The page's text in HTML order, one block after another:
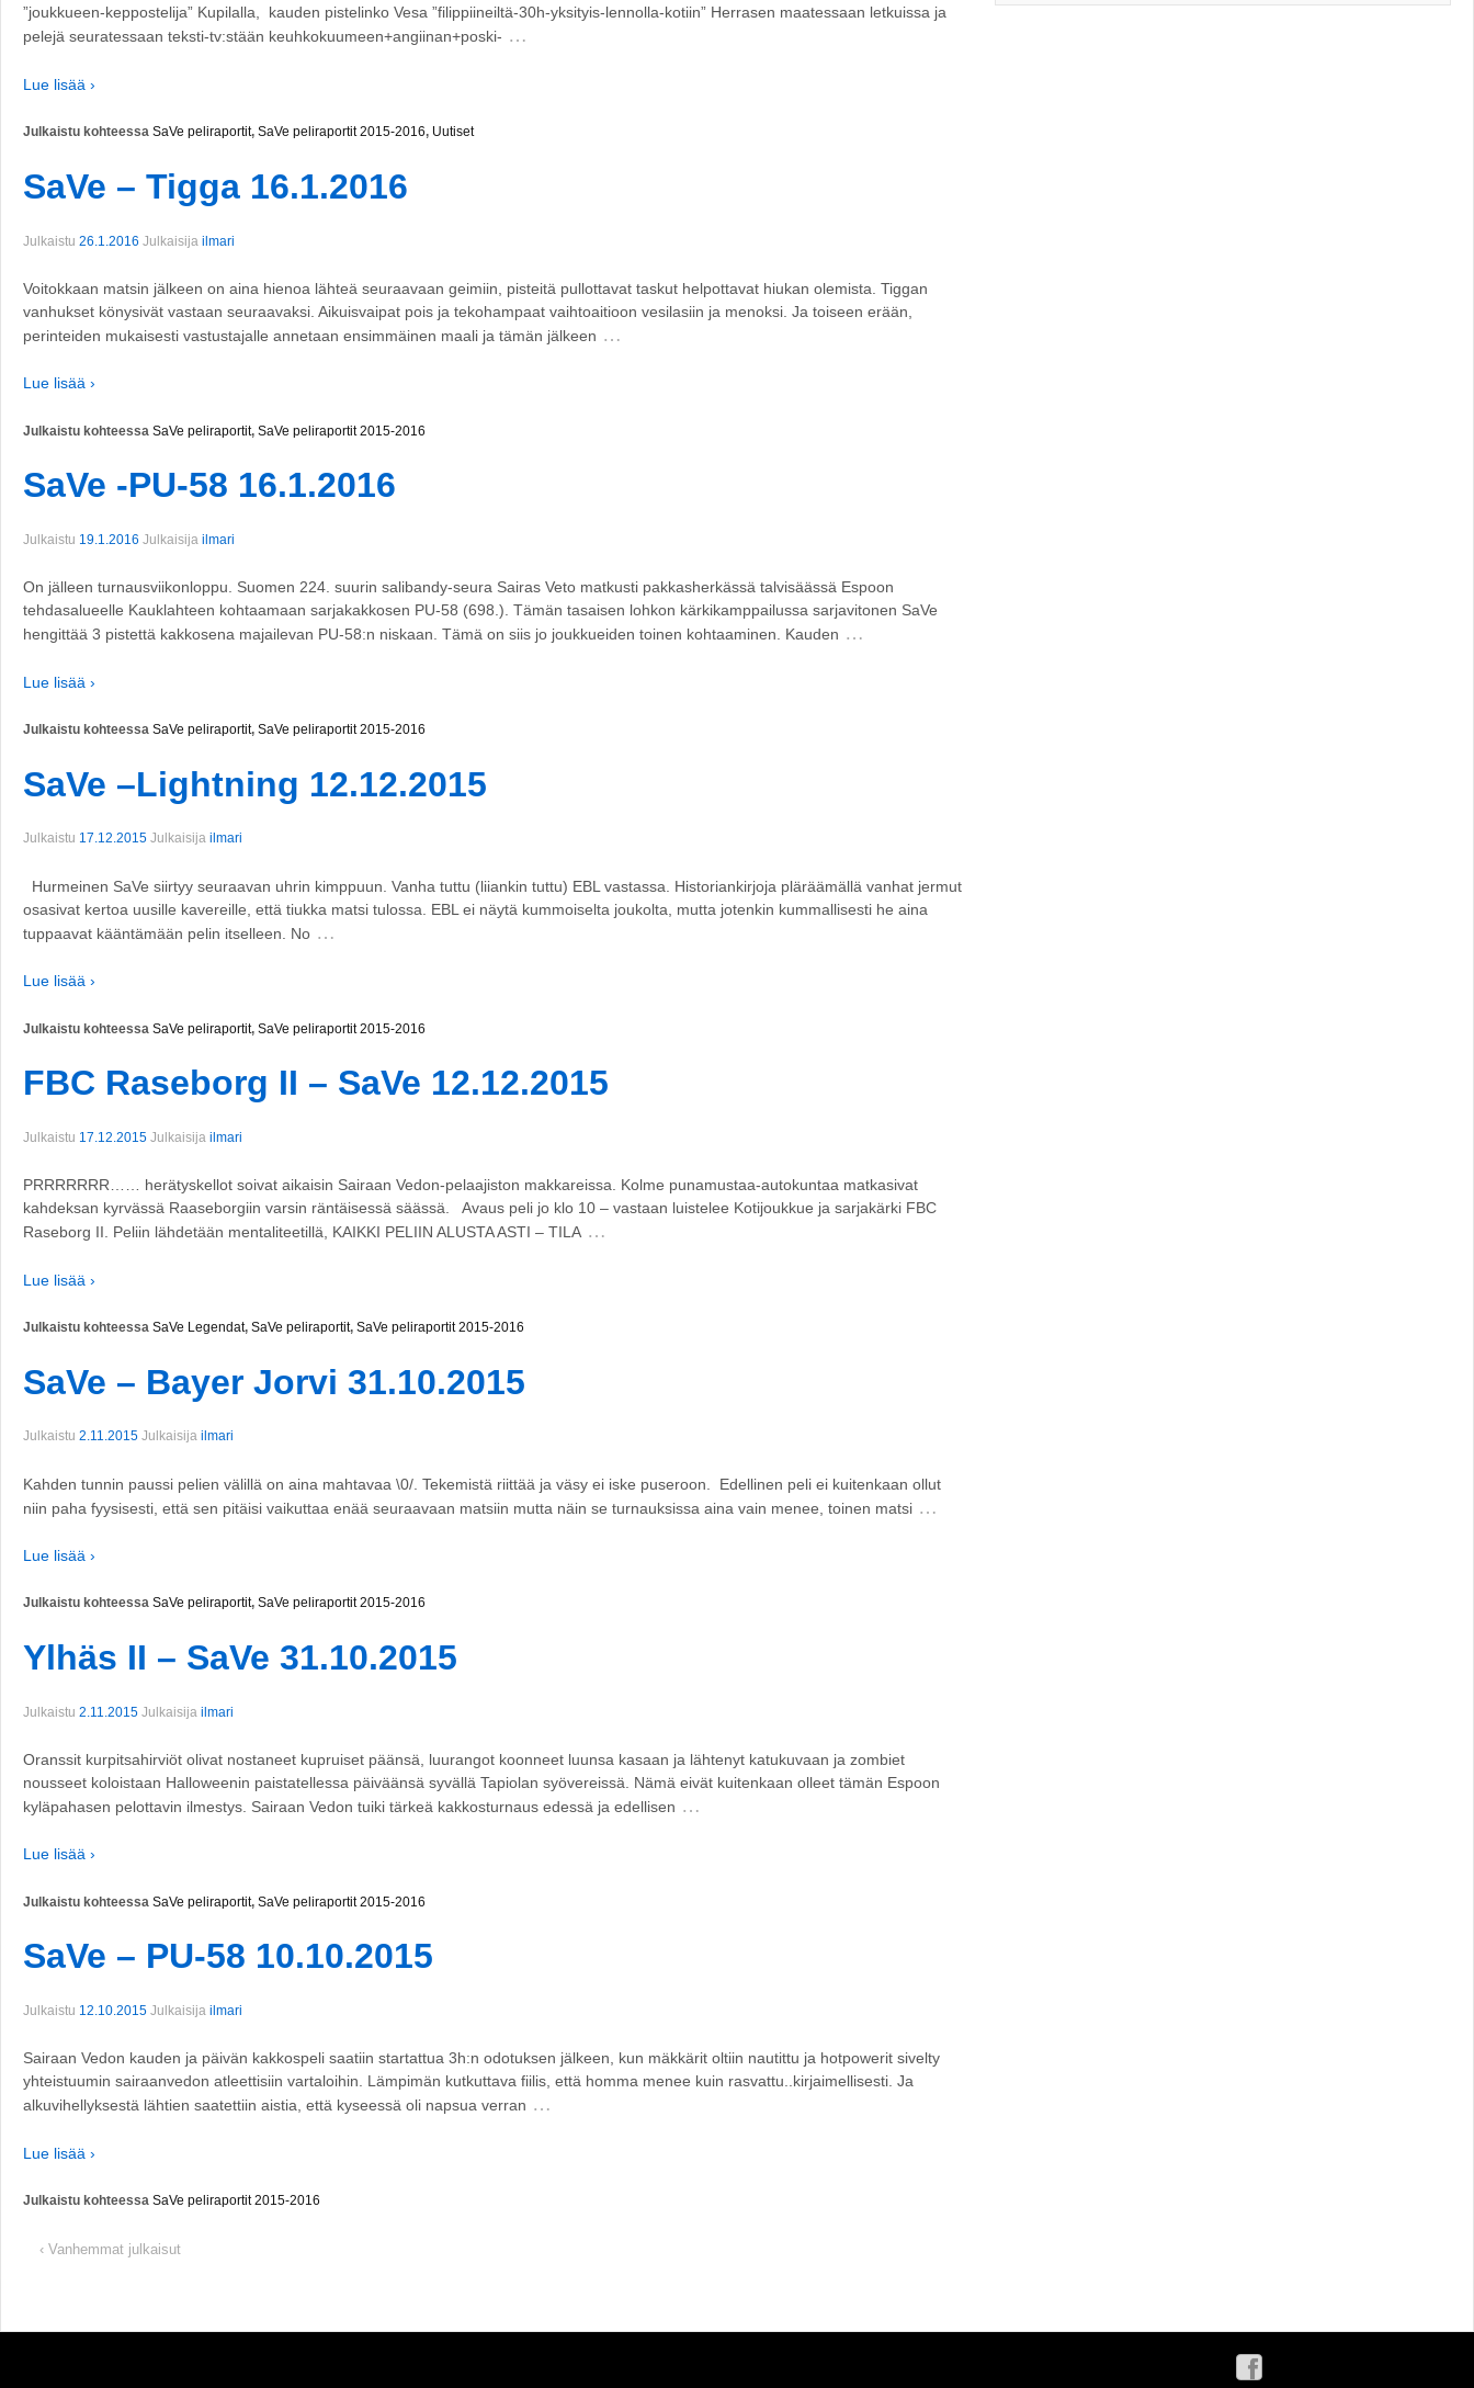
”joukkueen-keppostelija” Kupilalla, kauden pistelinko Vesa ”filippiineiltä-30h-yksityis-lennolla-kotiin” Herrasen maatessaan letkuissa ja
pelejä seuratessaan teksti-tv:stään keuhkokuumeen+angiinan+poski- …
Lue lisää ›
Julkaistu kohteessa SaVe peliraportit, SaVe peliraportit 2015-2016, Uutiset
SaVe – Tigga 16.1.2016
Julkaistu 26.1.2016 Julkaisija ilmari
Voitokkaan matsin jälkeen on aina hienoa lähteä seuraavaan geimiin, pisteitä pullottavat taskut helpottavat hiukan olemista. Tiggan
vanhukset könysivät vastaan seuraavaksi. Aikuisvaipat pois ja tekohampaat vaihtoaitioon vesilasiin ja menoksi. Ja toiseen erään,
perinteiden mukaisesti vastustajalle annetaan ensimmäinen maali ja tämän jälkeen …
Lue lisää ›
Julkaistu kohteessa SaVe peliraportit, SaVe peliraportit 2015-2016
SaVe -PU-58 16.1.2016
Julkaistu 19.1.2016 Julkaisija ilmari
On jälleen turnausviikonloppu. Suomen 224. suurin salibandy-seura Sairas Veto matkusti pakkasherkässä talvisäässä Espoon
tehdasalueelle Kauklahteen kohtaamaan sarjakakkosen PU-58 (698.). Tämän tasaisen lohkon kärkikamppailussa sarjavitonen SaVe
hengittää 3 pistettä kakkosena majailevan PU-58:n niskaan. Tämä on siis jo joukkueiden toinen kohtaaminen. Kauden …
Lue lisää ›
Julkaistu kohteessa SaVe peliraportit, SaVe peliraportit 2015-2016
SaVe –Lightning 12.12.2015
Julkaistu 17.12.2015 Julkaisija ilmari
Hurmeinen SaVe siirtyy seuraavan uhrin kimppuun. Vanha tuttu (liiankin tuttu) EBL vastassa. Historiankirjoja pläräämällä vanhat jermut
osasivat kertoa uusille kavereille, että tiukka matsi tulossa. EBL ei näytä kummoiselta joukolta, mutta jotenkin kummallisesti he aina
tuppaavat kääntämään pelin itselleen. No …
Lue lisää ›
Julkaistu kohteessa SaVe peliraportit, SaVe peliraportit 2015-2016
FBC Raseborg II – SaVe 12.12.2015
Julkaistu 17.12.2015 Julkaisija ilmari
PRRRRRRR…… herätyskellot soivat aikaisin Sairaan Vedon-pelaajiston makkareissa. Kolme punamustaa-autokuntaa matkasivat
kahdeksan kyrvässä Raaseborgiin varsin räntäisessä säässä. Avaus peli jo klo 10 – vastaan luistelee Kotijoukkue ja sarjakärki FBC
Raseborg II. Peliin lähdetään mentaliteetillä, KAIKKI PELIIN ALUSTA ASTI – TILA …
Lue lisää ›
Julkaistu kohteessa SaVe Legendat, SaVe peliraportit, SaVe peliraportit 2015-2016
SaVe – Bayer Jorvi 31.10.2015
Julkaistu 2.11.2015 Julkaisija ilmari
Kahden tunnin paussi pelien välillä on aina mahtavaa \0/. Tekemistä riittää ja väsy ei iske puseroon. Edellinen peli ei kuitenkaan ollut
niin paha fyysisesti, että sen pitäisi vaikuttaa enää seuraavaan matsiin mutta näin se turnauksissa aina vain menee, toinen matsi …
Lue lisää ›
Julkaistu kohteessa SaVe peliraportit, SaVe peliraportit 2015-2016
Ylhäs II – SaVe 31.10.2015
Julkaistu 2.11.2015 Julkaisija ilmari
Oranssit kurpitsahirviöt olivat nostaneet kupruiset päänsä, luurangot koonneet luunsa kasaan ja lähtenyt katukuvaan ja zombiet
nousseet koloistaan Halloweenin paistatellessa päiväänsä syvällä Tapiolan syövereissä. Nämä eivät kuitenkaan olleet tämän Espoon
kyläpahasen pelottavin ilmestys. Sairaan Vedon tuiki tärkeä kakkosturnaus edessä ja edellisen …
Lue lisää ›
Julkaistu kohteessa SaVe peliraportit, SaVe peliraportit 2015-2016
SaVe – PU-58 10.10.2015
Julkaistu 12.10.2015 Julkaisija ilmari
Sairaan Vedon kauden ja päivän kakkospeli saatiin startattua 3h:n odotuksen jälkeen, kun mäkkärit oltiin nautittu ja hotpowerit sivelty
yhteistuumin sairaanvedon atleettisiin vartaloihin. Lämpimän kutkuttava fiilis, että homma menee kuin rasvattu..kirjaimellisesti. Ja
alkuvihellyksestä lähtien saatettiin aistia, että kyseessä oli napsua verran …
Lue lisää ›
Julkaistu kohteessa SaVe peliraportit 2015-2016
‹ Vanhemmat julkaisut